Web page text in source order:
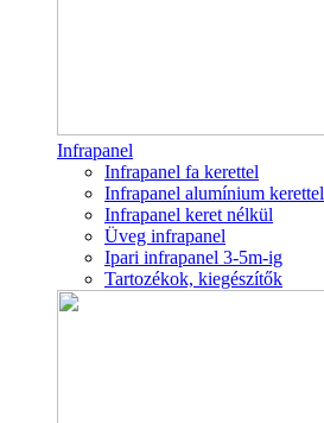
Infrapanel
Infrapanel fa kerettel
Infrapanel alumínium kerettel
Infrapanel keret nélkül
Üveg infrapanel
Ipari infrapanel 3-5m-ig
Tartozékok, kiegészítők